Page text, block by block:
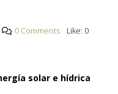
0 Comments Like: 0
solar e hídrica